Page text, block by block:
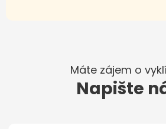
Máte zájem o
Napište